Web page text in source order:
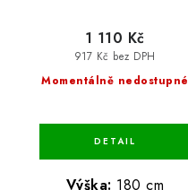
Momentálně nedostupné
917 Kč bez DPH
1 110 Kč
Výška: 180 cm